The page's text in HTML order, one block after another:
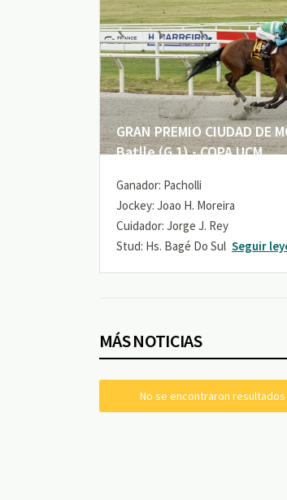
GRAN PREMIO CIUDAD
Batlle (G 1) - COPA UCM
Ganador: Pacholli
Jockey: Joao H. Moreira
Cuidador: Jorge J. Rey
Stud: Hs. Bagé Do Sul Seguir
MÁS NOTICIAS
No se encontraron resultados